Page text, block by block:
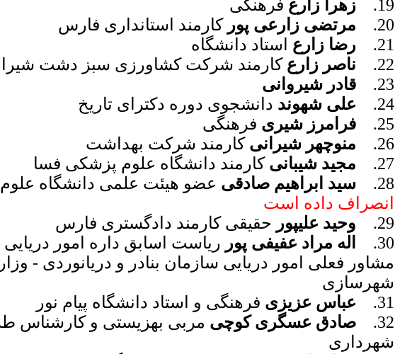
19.
زهرا زارع فرهنگی
20.
مرتضی زارعی پور کارمند استانداری فارس
21.
رضا زارع استاد دانشگاه
22.
ناصر زارعکارمند شرکت کشاورزی سبز دشت
23.
قادر شیروانی
24.
علی شهوند دانشجوی دوره دکترای تاریخ
25.
فرامرز شیری فرهنگی
26.
منوچهر شیرانی کارمند شرکت بهداشت
27.
مجید شیبانی کارمند دانشگاه علوم پزشکی فسا
28.
سید ابراهیم صادقی عضو هیئت علمی دانشگاه
انصراف داده است
29.
وحید علیپور حقیقی کارمند دادگستری فارس
30.
اله مراد عفیفی پور ریاست اسابق داره امور
مشاور فعلی امور دریایی سازمان بنادر و دریانوردی -
شهرسازی
31.
عباس عزیزی فرهنگی و استاد دانشگاه پیام نور
32.
صادق عسگری کوچی مربی بهزیستی و کارشناس
شهرداری